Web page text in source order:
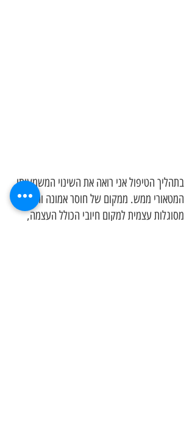
בתהליך הטיפול אני רואה את השינוי המשמעותי
המטאורי ממש. ממקום של חוסר אמונה וחוסר
מסוגלות עצמית למקום חיובי הכולל העצמה,